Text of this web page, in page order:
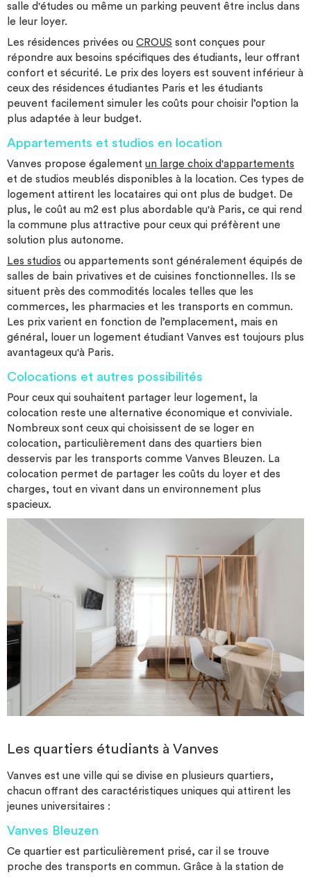
salle d'études ou même un parking peuvent être inclus dans
le leur loyer.
Les résidences privées ou CROUS sont conçues pour
répondre aux besoins spécifiques des étudiants, leur offrant
confort et sécurité. Le prix des loyers est souvent inférieur à
ceux des résidences étudiantes Paris et les étudiants
peuvent facilement simuler les coûts pour choisir l’option la
plus adaptée à leur budget.
Appartements et studios en location
Vanves propose également un large choix d'appartements
et de studios meublés disponibles à la location. Ces types de
logement attirent les locataires qui ont plus de budget. De
plus, le coût au m2 est plus abordable qu'à Paris, ce qui rend
la commune plus attractive pour ceux qui préfèrent une
solution plus autonome.
Les studios ou appartements sont généralement équipés de
salles de bain privatives et de cuisines fonctionnelles. Ils se
situent près des commodités locales telles que les
commerces, les pharmacies et les transports en commun.
Les prix varient en fonction de l’emplacement, mais en
général, louer un logement étudiant Vanves est toujours plus
avantageux qu'à Paris.
Colocations et autres possibilités
Pour ceux qui souhaitent partager leur logement, la
colocation reste une alternative économique et conviviale.
Nombreux sont ceux qui choisissent de se loger en
colocation, particulièrement dans des quartiers bien
desservis par les transports comme Vanves Bleuzen. La
colocation permet de partager les coûts du loyer et des
charges, tout en vivant dans un environnement plus
spacieux.
Les quartiers étudiants à Vanves
Vanves est une ville qui se divise en plusieurs quartiers,
chacun offrant des caractéristiques uniques qui attirent les
jeunes universitaires :
Vanves Bleuzen
Ce quartier est particulièrement prisé, car il se trouve
proche des transports en commun. Grâce à la station de